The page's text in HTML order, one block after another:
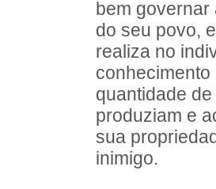
bem governar
do seu povo,
realiza no
quantidade
produziam e
sua
inimigo.